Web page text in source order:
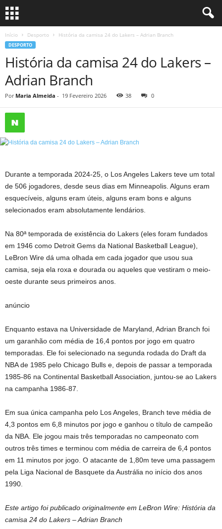
Início Desporto História da camisa 24 do Lakers – Adrian Branch
DESPORTO
História da camisa 24 do Lakers –
Adrian Branch
Por Maria Almeida - 19 Fevereiro 2026 38 0
Durante a temporada 2024-25, o Los Angeles Lakers teve um total
de 506 jogadores, desde seus dias em Minneapolis. Alguns eram
esquecíveis, alguns eram úteis, alguns eram bons e alguns
selecionados eram absolutamente lendários.
Na 80ª temporada de existência do Lakers (eles foram fundados
em 1946 como Detroit Gems da National Basketball League),
LeBron Wire dá uma olhada em cada jogador que usou sua
camisa, seja ela roxa e dourada ou aqueles que vestiram o meio-
oeste durante seus primeiros anos.
anúncio
Enquanto estava na Universidade de Maryland, Adrian Branch foi
um garanhão com média de 16,4 pontos por jogo em quatro
temporadas. Ele foi selecionado na segunda rodada do Draft da
NBA de 1985 pelo Chicago Bulls e, depois de passar a temporada
1985-86 na Continental Basketball Association, juntou-se ao Lakers
na campanha 1986-87.
Em sua única campanha pelo Los Angeles, Branch teve média de
4,3 pontos em 6,8 minutos por jogo e ganhou o título de campeão
da NBA. Ele jogou mais três temporadas no campeonato com
outros três times e terminou com média de carreira de 6,4 pontos
em 11 minutos por jogo. O atacante de 1,80m teve uma passagem
pela Liga Nacional de Basquete da Austrália no início dos anos
1990.
Este artigo foi publicado originalmente em LeBron Wire: História da
camisa 24 do Lakers – Adrian Branch